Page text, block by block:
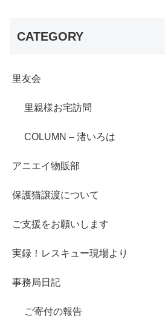
CATEGORY
里友会
里親様お宅訪問
COLUMN – 渚いろは
アニエイ物販部
保護猫譲渡について
ご支援をお願いします
実録！レスキュー現場より
事務局日記
ご寄付の報告